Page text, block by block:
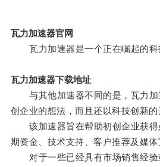
瓦力加速器官网
瓦力加速器是一个正在崛起的科
瓦力加速器下载地址
与其他加速器不同的是，瓦力加
创企业的想法，而且还以科技创新的
该加速器旨在帮助初创企业获得
期资金、技术支持、客户推荐及媒体
对于一些已经具有市场销售经验